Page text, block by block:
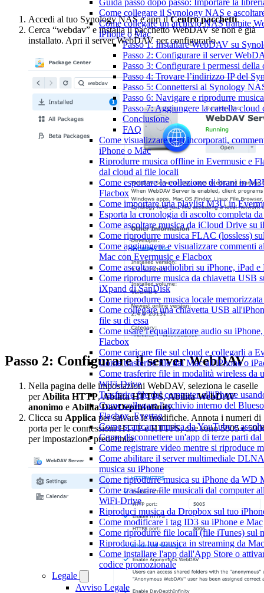
Guida passo dopo passo: Importare la
Come collegare il Synology NAS e
Come collegare un archivio NAS tramite
iPhone o Mac
Passo 1: Installare WebDAV su
Passo 2: Configurare il server
Passo 3: Configurare i permessi della
Passo 4: Trovare l’indirizzo IP del
Passo 5: Connettersi al Synology
Passo 6: Navigare e riprodurre musica
Passo 7: Aggiungere la cartella cloud
Conclusione
FAQ
Come visualizzare testi incorporati,
iPhone o Mac
Riprodurre musica offline in Evermusic e
dal cloud ai file locali
Come esportare la collezione di brani in
Flacbox
Come importare una playlist M3U in
Esporta la cronologia di ascolto completa
Come ascoltare musica da iCloud Drive su
Come riprodurre musica FLAC (lossless)
Come aggiungere e visualizzare commenti
Mac con Evermusic e Flacbox
Come ascoltare audiolibri su iPhone, iPad
Come riprodurre musica da chiavetta USB
iXpand di SanDisk
Come riprodurre musica locale
Come collegare una chiavetta USB
file su di essa
Come usare l'equalizzatore audio su
Flacbox
Come caricare file sul cloud e collegarli a
Come trasferire file dal Mac all'iPhone o
Come trasferire file in modalità wireless da
WiFi-Drive
Trasferire file dal computer all'iPhone
Come collegare l'archivio interno del
Flacbox, Evertag
Come scaricare musica da YouTube e
Come disconnettere un'app di terze parti
Come registrare video mentre si riproduce
Come abilitare il server multimediale
musica su iPhone
Come riprodurre musica su iPhone da WD
Come trasferire file musicali dal computer
WiFi-Drive
Riproduci musica da Dropbox sul tuo
Come modificare i tag ID3 su iPhone e Mac
Come riprodurre file locali (file iTunes) sul
Riproduci la tua musica in streaming da
Come installare l'app dall'App Store o
codice promozionale
Legale
Avviso Legale
Accedi al tuo Synology NAS e apri ilCentro pacchetti.
Cerca “webdav” e installa il pacchetto WebDAV se non è già
installato. Apri il server WebDAV per configurarlo.
Passo 2: Configurare il server WebDAV
Nella pagina delle impostazioni WebDAV, seleziona le caselle
per Abilita HTTP,Abilita HTTPS,Abilita WebDAV
anonimo e Abilita DavDepthInfinity.
Clicca su Applica per salvare le modifiche. Annota i numeri di
porta per le connessioni HTTP e HTTPS, che sono 5005 e
per impostazione predefinita.